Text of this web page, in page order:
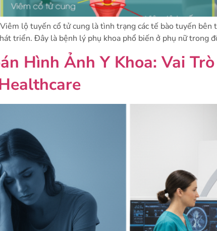
lộ tuyến cổ tử cung là tình trạng các tế bào tuyến
triển. Đây là bệnh lý phụ khoa phổ biến ở phụ nữ trong
Hình Ảnh Y Khoa: Vai